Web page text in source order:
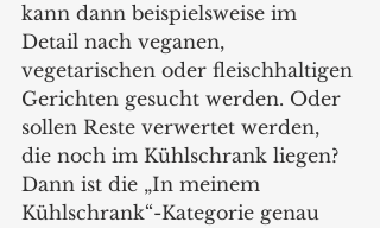
kann dann beispielsweise im
Detail nach veganen,
vegetarischen oder fleischhaltigen
Gerichten gesucht werden. Oder
sollen Reste verwertet werden,
die noch im Kühlschrank liegen?
Dann ist die „In meinem
Kühlschrank“-Kategorie genau